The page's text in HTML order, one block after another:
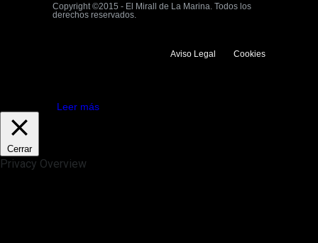
Copyright ©2015 - El Mirall de La Marina. Todos los
derechos reservados.
Aviso Legal Cookies
Leer más
Cerrar
Privacy Overview